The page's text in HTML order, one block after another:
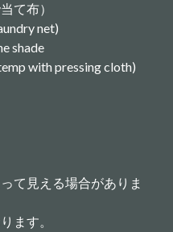
て布）
net)
shade
with pressing cloth)
て見える場合がありま
ます。